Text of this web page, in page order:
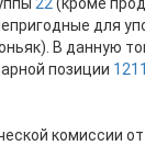
для
В данную
позиции 1211
комиссии от